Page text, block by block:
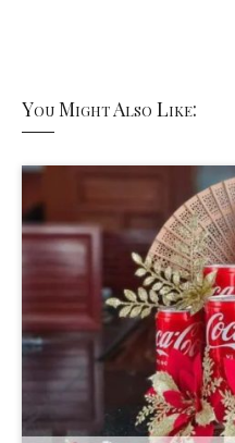
You Might Also Like: